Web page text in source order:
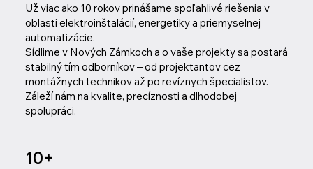
Už viac ako 10 rokov prinášame spoľahlivé riešenia v
oblasti elektroinštalácií, energetiky a priemyselnej
automatizácie.
Sídlime v Nových Zámkoch a o vaše projekty sa postará
stabilný tím odborníkov – od projektantov cez
montážnych technikov až po revíznych špecialistov.
Záleží nám na kvalite, precíznosti a dlhodobej
spolupráci.
10+